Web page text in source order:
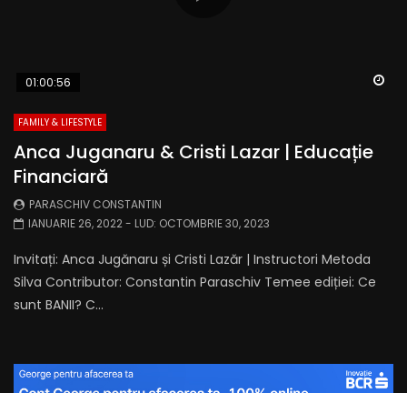
01:00:56
FAMILY & LIFESTYLE
Anca Juganaru & Cristi Lazar | Educație
Financiară
PARASCHIV CONSTANTIN
IANUARIE 26, 2022- LUD: OCTOMBRIE 30, 2023
Invitați: Anca Jugănaru și Cristi Lazăr | Instructori Metoda
Silva Contributor: Constantin Paraschiv Temee ediției: Ce
sunt BANII? C...